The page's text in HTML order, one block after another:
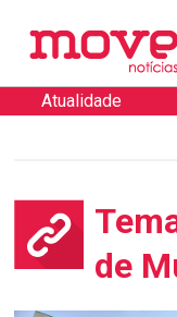
Atualidade
de